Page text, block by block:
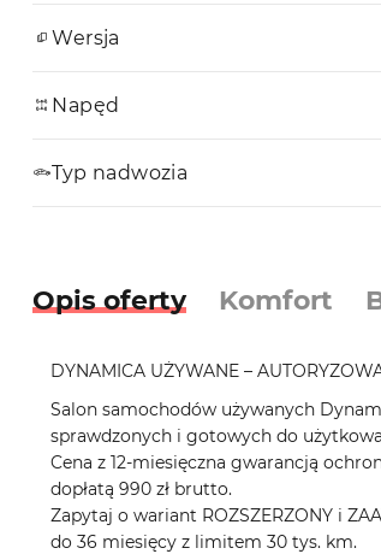
Wersja
Napęd
Typ nadwozia
Opis oferty Komfort
DYNAMICA UŻYWANE –
Salon samochodów używanych
sprawdzonych i gotowych do
Cena z 12-miesięczna gwarancją
dopłatą 990 zł brutto.
Zapytaj o wariant ROZSZERZONY i
do 36 miesięcy z limitem 30 tys. km.